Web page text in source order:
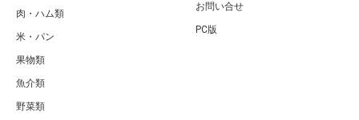
肉・ハム類
米・パン
果物類
魚介類
野菜類
お問い合せ
PC版